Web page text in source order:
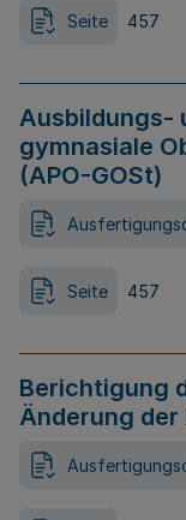
Seite 457
Ausbildungs-
gymnasiale
(APO-GOSt)
Seite 457
Berichtigung
Änderung der